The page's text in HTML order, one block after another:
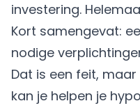
investering.
Kort samengevat:
nodige
Dat is een feit,
kan je helpen je